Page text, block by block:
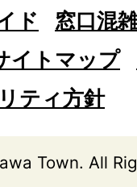
ド
窓口混
イトマップ
ティ方針
Town. All